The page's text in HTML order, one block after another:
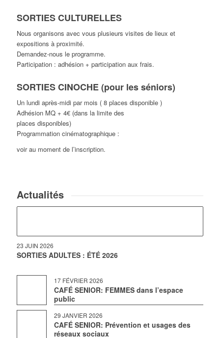
SORTIES CULTURELLES
Nous organisons avec vous plusieurs visites de lieux et
expositions à proximité.
Demandez-nous le programme.
Participation : adhésion + participation aux frais.
SORTIES CINOCHE(pour les séniors)
Un lundi après-midi par mois ( 8 places disponible )
Adhésion MQ + 4€ (dans la limite des
places disponibles)
Programmation cinématographique :
voir au moment de l’inscription.
Actualités
23 JUIN 2026
SORTIES ADULTES : ÉTÉ 2026
17 FÉVRIER 2026
CAFÉ SENIOR: FEMMES dans l’espace
public
29 JANVIER 2026
CAFÉ SENIOR: Prévention et usages des
réseaux sociaux